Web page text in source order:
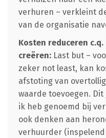
verhuren – verkleint
van de organisatie
Kosten reduceren
creëren:Last but –
zeker not least, kan
afstoting van
waarde toevoegen.
ik heb genoemd bij
ook denken aan
verhuurder